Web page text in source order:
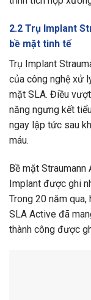
2.2 Trụ Implant
bề mặt tinh tế
Trụ Implant
của công nghệ xử
mặt SLA. Điều
năng ngưng kết
ngay lập tức sau
máu.
Bề mặt
Implant được ghi
Trong 20 năm
SLA Active đã
thành công được